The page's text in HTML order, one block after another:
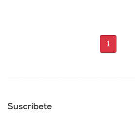
1
Suscríbete